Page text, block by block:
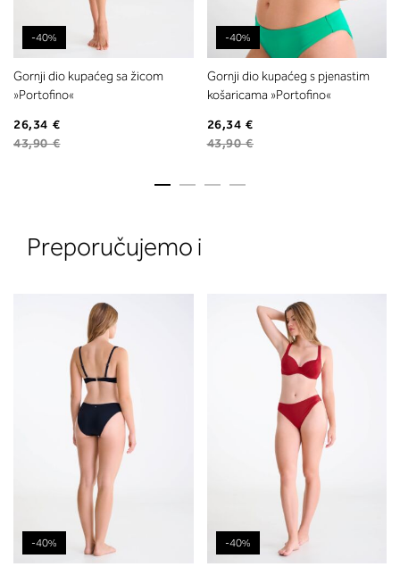
-40%
Gornji dio kupaćeg sa žicom
»Portofino«
26,34 €
43,90 €
-40%
Gornji dio kupaćeg s pjenastim
košaricama »Portofino«
26,34 €
43,90 €
Preporučujemo i
-40% -40%
2. Prsni obseg
Izmerite prsni obseg. Šiviljski
položite čez hrbet v višini
izreza in čez prsi, v višini bradavic
vdolbine med prsmi. V razdelku 2.
boste prebrali, katera globina
ustreza vaši meri (A, B …) – iščite v
stolpcu, ki ste ga določili s